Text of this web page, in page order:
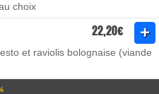
choix
22,20€
et raviolis bolognaise (viande